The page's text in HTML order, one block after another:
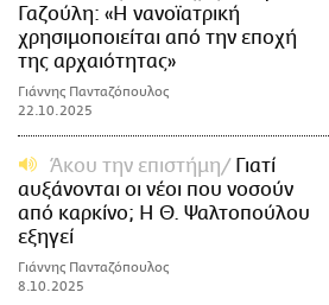
Γαζούλη: «Η νανοϊατρική
χρησιμοποιείται από την εποχή
της αρχαιότητας»
Γιάννης Πανταζόπουλος
22.10.2025
Άκου την επιστήμη
Γιατί
αυξάνονται οι νέοι που νοσούν
από καρκίνο; H Θ. Ψαλτοπούλου
εξηγεί
Γιάννης Πανταζόπουλος
8.10.2025